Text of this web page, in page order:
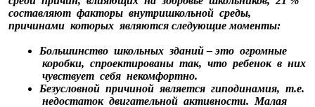
составляют факторы внутришкольной среды,
причинами которых являются следующие моменты:
Большинство школьных зданий – это огромные
коробки, спроектированы так, что ребенок в них
чувствует себя некомфортно.
Безусловной причиной является гиподинамия, т.е.
недостаток двигательной активности. Малая